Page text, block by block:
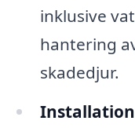
inklusive
hantering
skadedjur.